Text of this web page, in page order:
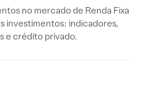
no mercado de Renda Fixa
investimentos: indicadores,
e crédito privado.